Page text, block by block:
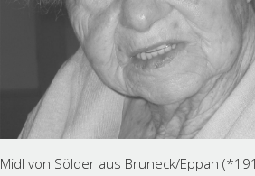
Midl von Sölder aus Bruneck/Eppan